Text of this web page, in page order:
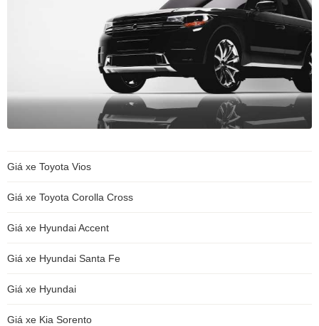
Giá xe Toyota Vios
Giá xe Toyota Corolla Cross
Giá xe Hyundai Accent
Giá xe Hyundai Santa Fe
Giá xe Hyundai
Giá xe Kia Sorento